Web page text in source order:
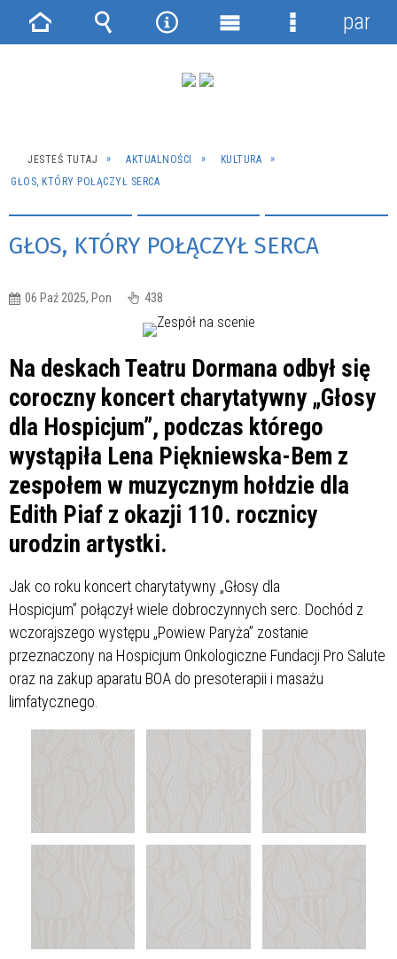
JESTEŚ TUTAJ AKTUALNOŚCI
KULTURA
GŁOS, KTÓRY POŁĄCZYŁ SERCA
GŁOS, KTÓRY POŁĄCZYŁ SERCA
06 Paź 2025, Pon 438
Na deskach Teatru Dormana odbył się
coroczny koncert charytatywny „Głosy
dla Hospicjum”, podczas którego
wystąpiła Lena Piękniewska-Bem z
zespołem w muzycznym hołdzie dla
Edith Piaf z okazji 110. rocznicy
urodzin artystki.
Jak co roku koncert charytatywny „Głosy dla
Hospicjum” połączył wiele dobroczynnych serc. Dochód z
wczorajszego występu „Powiew Paryża” zostanie
przeznaczony na Hospicjum Onkologiczne Fundacji Pro Salute
oraz na zakup aparatu BOA do presoterapii i masażu
limfatycznego.
Strona Wyszukiwarka
NarzędziaMenu
Menu
panel